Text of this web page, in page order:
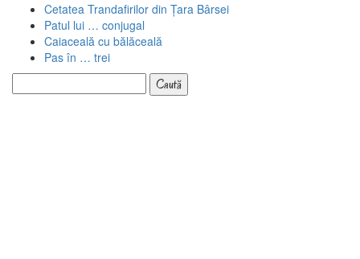
Cetatea Trandafirilor din Țara Bârsei
Patul lui … conjugal
Caiaceală cu bălăceală
Pas în … trei
după: